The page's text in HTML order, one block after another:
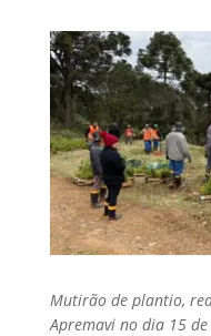
Mutirão de plantio,
Apremavi no dia 15